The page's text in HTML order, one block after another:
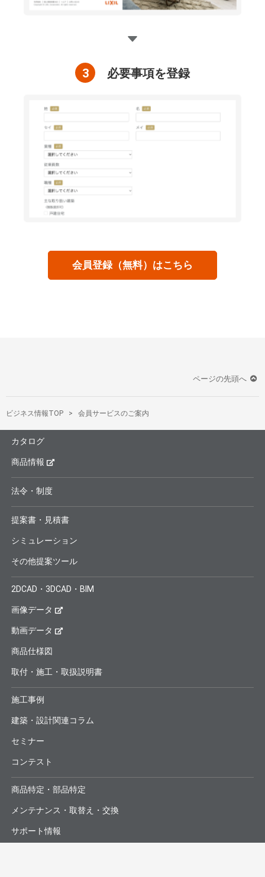
3 必要事項を登録
会員登録（無料）はこちら
ページの先頭へ
ビジネス情報TOP 会員サービスのご案内
カタログ
商品情報
法令・制度
提案書・見積書
シミュレーション
その他提案ツール
2DCAD・3DCAD・BIM
画像データ
動画データ
商品仕様図
取付・施工・取扱説明書
施工事例
建築・設計関連コラム
セミナー
コンテスト
商品特定・部品特定
メンテナンス・取替え・交換
サポート情報